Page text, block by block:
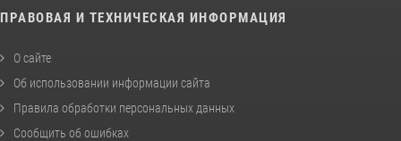
ПРАВОВАЯ И ТЕХНИЧЕСКАЯ ИНФОРМАЦИЯ
О сайте
Об использовании информации сайта
Правила обработки персональных данных
Сообщить об ошибках